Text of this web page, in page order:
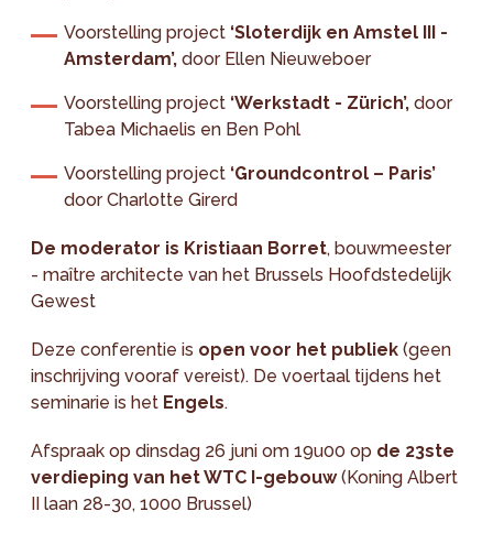
Voorstelling project ‘Sloterdijk en Amstel III -
Amsterdam’, door Ellen Nieuweboer
Voorstelling project ‘Werkstadt - Zürich’,door
Tabea Michaelis en Ben Pohl
Voorstelling project ‘Groundcontrol – Paris’
door Charlotte Girerd
De moderator is Kristiaan Borret, bouwmeester
- maître architecte van het Brussels Hoofdstedelijk
Gewest
Deze conferentie is open voor het publiek (geen
inschrijving vooraf vereist). De voertaal tijdens het
seminarie is het Engels.
Afspraak op dinsdag 26 juni om 19u00 op de 23ste
verdieping van het WTC I-gebouw(Koning Albert
II laan 28-30, 1000 Brussel)